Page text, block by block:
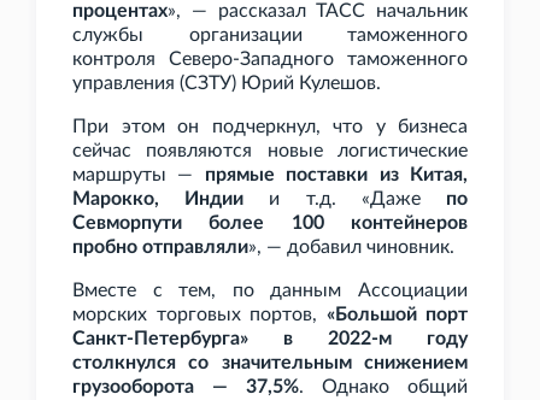
процентах», — рассказал ТАСС начальник
службы организации таможенного
контроля Северо-Западного таможенного
управления (СЗТУ) Юрий Кулешов.
При этом он подчеркнул, что у бизнеса
сейчас появляются новые логистические
маршруты — прямые поставки из Китая,
Марокко, Индии и т.д. «Даже по
Севморпути более 100 контейнеров
пробно отправляли», — добавил чиновник.
Вместе с тем, по данным Ассоциации
морских торговых портов, «Большой порт
Санкт-Петербурга» в 2022-м году
столкнулся со значительным снижением
грузооборота — 37,5%. Однако общий